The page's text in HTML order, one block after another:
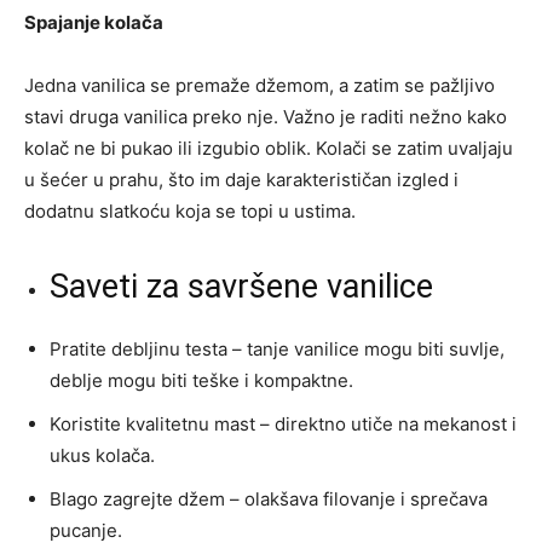
Spajanje kolača
Jedna vanilica se premaže džemom, a zatim se pažljivo
stavi druga vanilica preko nje. Važno je raditi nežno kako
kolač ne bi pukao ili izgubio oblik. Kolači se zatim uvaljaju
u šećer u prahu, što im daje karakterističan izgled i
dodatnu slatkoću koja se topi u ustima.
Saveti za savršene vanilice
Pratite debljinu testa – tanje vanilice mogu biti suvlje,
deblje mogu biti teške i kompaktne.
Koristite kvalitetnu mast – direktno utiče na mekanost i
ukus kolača.
Blago zagrejte džem – olakšava filovanje i sprečava
pucanje.